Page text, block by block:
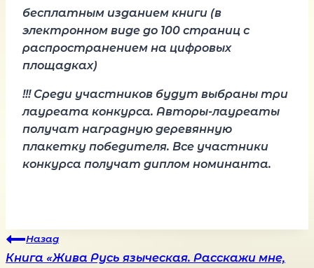
бесплатным изданием книги (в
электронном виде до 100 страниц с
распространением на цифровых
площадках)
!!! Среди участников будут выбраны три
лауреата конкурса. Авторы-лауреаты
получат наградную деревянную
плакетку победителя. Все участники
конкурса получат диплом номинанта.
Навигация
Назад
Книга «Жива Русь языческая. Расскажи мне,